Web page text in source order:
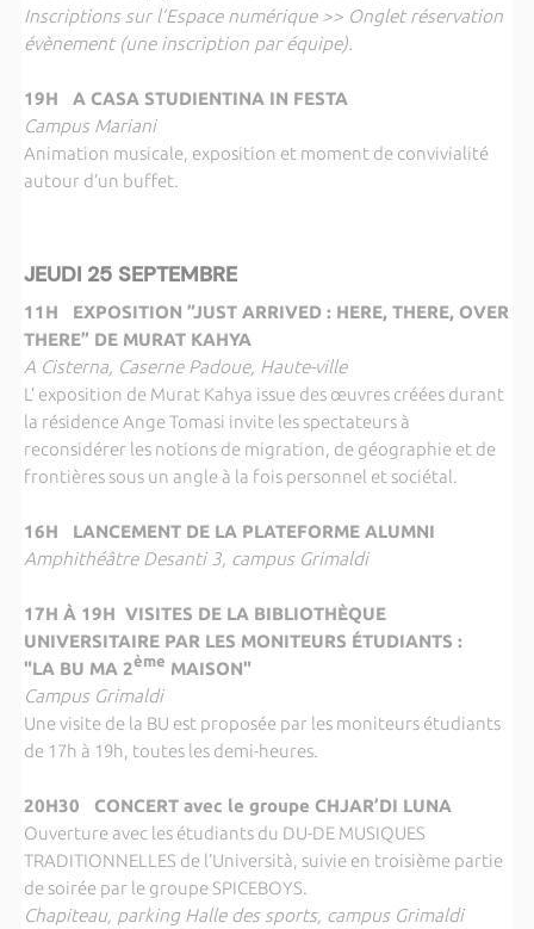
Inscriptions sur l’Espace numérique >> Onglet réservation
évènement (une inscription par équipe).
19H A CASA STUDIENTINA IN FESTA
Campus Mariani
Animation musicale, exposition et moment de convivialité
autour d’un buffet.
JEUDI 25 SEPTEMBRE
11H EXPOSITION ”JUST ARRIVED : HERE, THERE, OVER
THERE” DE MURAT KAHYA
A Cisterna, Caserne Padoue, Haute-ville
L’ exposition de Murat Kahya issue des œuvres créées durant
la résidence Ange Tomasi invite les spectateurs à
reconsidérer les notions de migration, de géographie et de
frontières sous un angle à la fois personnel et sociétal.
16H LANCEMENT DE LA PLATEFORME ALUMNI
Amphithéâtre Desanti 3, campus Grimaldi
17H À 19H VISITES DE LA BIBLIOTHÈQUE
UNIVERSITAIRE PAR LES MONITEURS ÉTUDIANTS :
"LA BU MA 2ème MAISON"
Campus Grimaldi
Une visite de la BU est proposée par les moniteurs étudiants
de 17h à 19h, toutes les demi-heures.
20H30 CONCERT avec le groupe CHJAR’DI LUNA
Ouverture avec les étudiants du DU-DE MUSIQUES
TRADITIONNELLES de l’Università, suivie en troisième partie
de soirée par le groupe SPICEBOYS.
Chapiteau, parking Halle des sports, campus Grimaldi